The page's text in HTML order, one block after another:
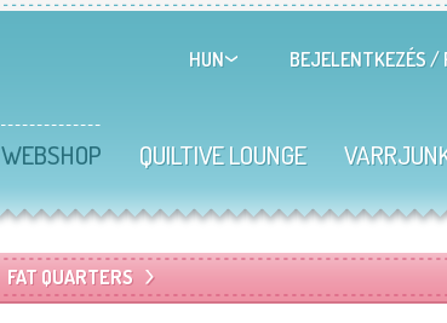
HUN BEJELENTKEZÉS /
WEBSHOP QUILTIVE LOUNGE
FAT QUARTERS